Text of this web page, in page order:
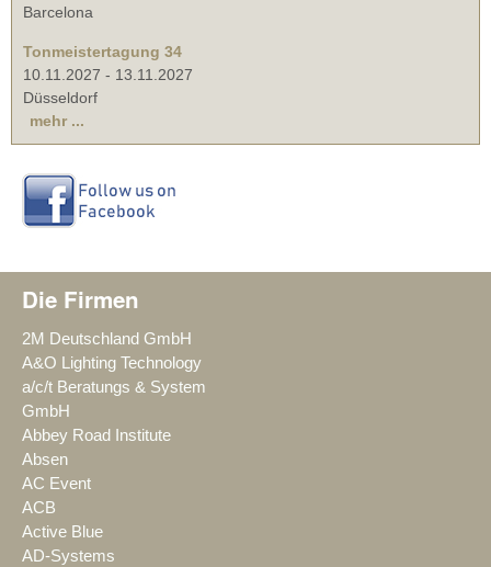
Barcelona
Tonmeistertagung 34
10.11.2027 - 13.11.2027
Düsseldorf
mehr ...
Die Firmen
2M Deutschland GmbH
A&O Lighting Technology
a/c/t Beratungs & System
GmbH
Abbey Road Institute
Absen
AC Event
ACB
Active Blue
AD-Systems